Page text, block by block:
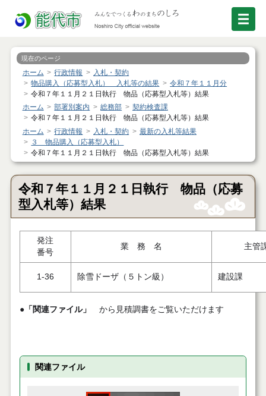
現在のページ
ホーム 行政情報
入札・契約
物品購入（応募型入札） 入札等の結果
令和７年１１月分
令和７年１１月２１日執行 物品（応募型入札等）結果
ホーム
部署別案内 総務部
契約検査課
令和７年１１月２１日執行 物品（応募型入札等）結果
ホーム
行政情報 入札・契約
最新の入札等結果
３ 物品購入（応募型入札）
令和７年１１月２１日執行 物品（応募型入札等）結果
令和７年１１月２１日執行 物品（応募
型入札等）結果
発注
番号
業 務 名 主管
1-36 除雪ドーザ（５トン級） 建設課
●「関連ファイル」 から見積調書をご覧いただけます
関連ファイル